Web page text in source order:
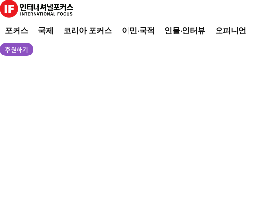
포커스 국제 코리아 포커스 이민·국적 인물·인터뷰 오피니언
후원하기